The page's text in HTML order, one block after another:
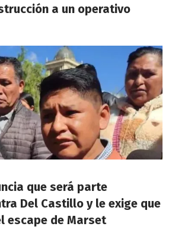
a un operativo
que será parte
Del Castillo y le exige que
escape de Marset